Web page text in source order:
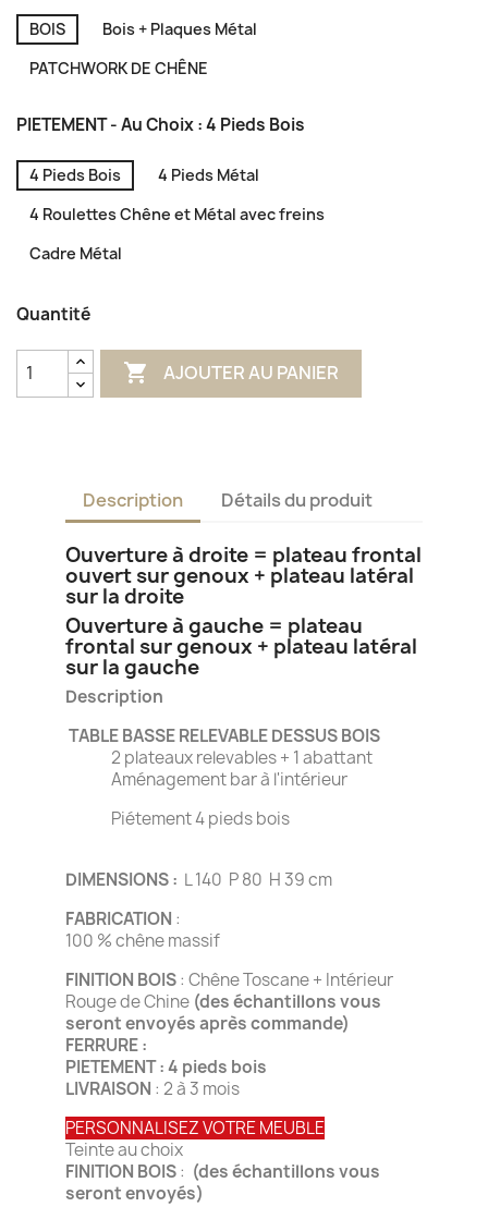
BOIS
Bois + Plaques Métal
PATCHWORK DE CHÊNE
PIETEMENT - Au Choix : 4 Pieds Bois
4 Pieds Bois
4 Pieds Métal
4 Roulettes Chêne et Métal avec freins
Cadre Métal
Quantité
 AJOUTER AU PANIER
Description Détails du produit
Ouverture à droite = plateau frontal
ouvert sur genoux + plateau latéral
sur la droite
Ouverture à gauche = plateau
frontal sur genoux + plateau latéral
sur la gauche
Description
TABLE BASSE RELEVABLE DESSUS BOIS
2 plateaux relevables + 1 abattant
Aménagement bar à l'intérieur
Piétement 4 pieds bois
DIMENSIONS : L 140 P 80 H 39 cm
FABRICATION :
100 % chêne massif
FINITION BOIS: Chêne Toscane + Intérieur
Rouge de Chine (des échantillons vous
seront envoyés après commande)
FERRURE :
PIETEMENT : 4 pieds bois
LIVRAISON : 2 à 3 mois
PERSONNALISEZ VOTRE MEUBLE
Teinte au choix
FINITION BOIS: (des échantillons vous
seront envoyés)